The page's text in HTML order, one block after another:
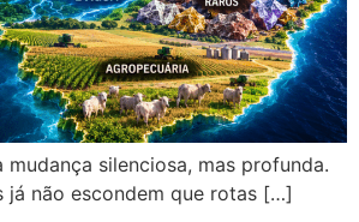
mudança silenciosa, mas profunda.
já não escondem que rotas […]